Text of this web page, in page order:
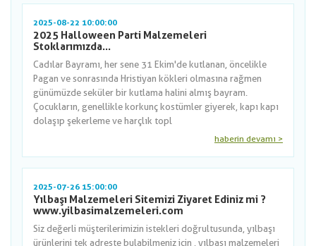
2025-08-22 10:00:00
2025 Halloween Parti Malzemeleri
Stoklarımızda...
Cadılar Bayramı, her sene 31 Ekim'de kutlanan, öncelikle
Pagan ve sonrasında Hristiyan kökleri olmasına rağmen
günümüzde seküler bir kutlama halini almış bayram.
Çocukların, genellikle korkunç kostümler giyerek, kapı kapı
dolaşıp şekerleme ve harçlık topl
haberin devamı >
2025-07-26 15:00:00
Yılbaşı Malzemeleri Sitemizi Ziyaret Ediniz mi ?
www.yilbasimalzemeleri.com
Siz değerli müşterilerimizin istekleri doğrultusunda, yılbaşı
ürünlerini tek adreste bulabilmeniz için , yılbaşı malzemeleri